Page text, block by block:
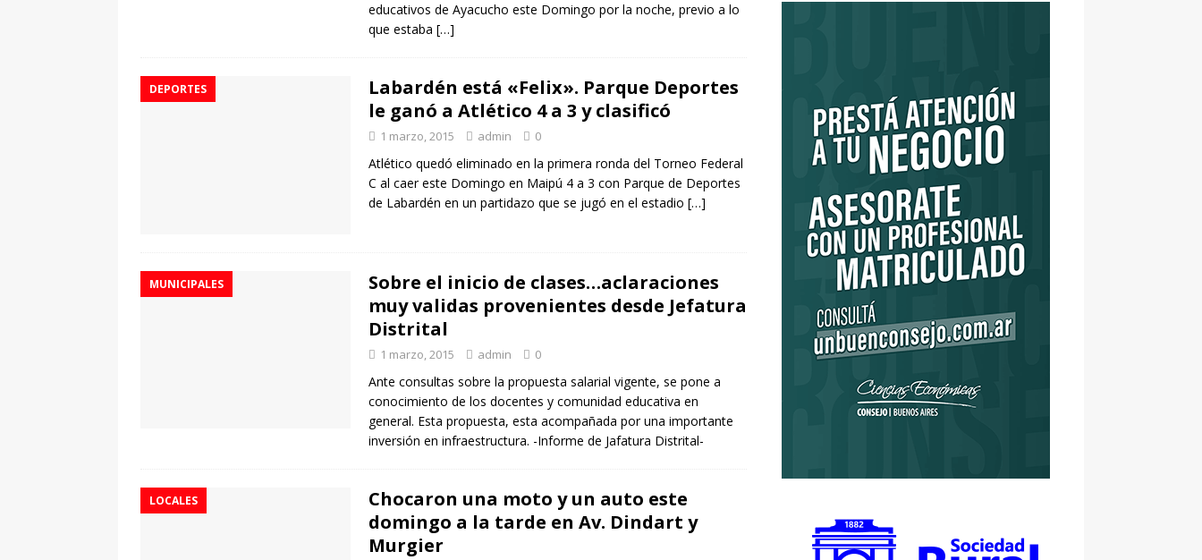
educativos de Ayacucho este Domingo por la noche, previo a lo
que estaba […]
DEPORTES
Labardén está «Felix». Parque Deportes
le ganó a Atlético 4 a 3 y clasificó
1 marzo, 2015 admin 0
Atlético quedó eliminado en la primera ronda del Torneo Federal
C al caer este Domingo en Maipú 4 a 3 con Parque de Deportes
de Labardén en un partidazo que se jugó en el estadio […]
MUNICIPALES
Sobre el inicio de clases…aclaraciones
muy validas provenientes desde Jefatura
Distrital
1 marzo, 2015 admin 0
Ante consultas sobre la propuesta salarial vigente, se pone a
conocimiento de los docentes y comunidad educativa en
general. Esta propuesta, esta acompañada por una importante
inversión en infraestructura. -Informe de Jafatura Distrital-
LOCALES
Chocaron una moto y un auto este
domingo a la tarde en Av. Dindart y
Murgier